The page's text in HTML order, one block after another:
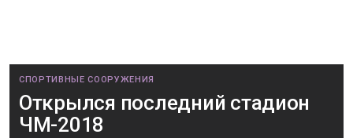
СПОРТИВНЫЕ СООРУЖЕНИЯ
Открылся последний стадион
ЧМ-2018